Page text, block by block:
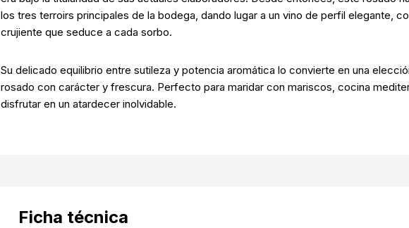
los tres terroirs principales de la bodega, dando lugar a un vino de perfil elegante,
crujiente que seduce a cada sorbo.
Su delicado equilibrio entre sutileza y potencia aromática lo convierte en una
rosado con carácter y frescura. Perfecto para maridar con mariscos, cocina
disfrutar en un atardecer inolvidable.
Ficha técnica